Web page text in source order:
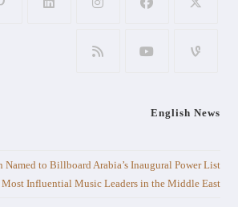
English News
to Billboard Arabia’s Inaugural Power List
Influential Music Leaders in the Middle East